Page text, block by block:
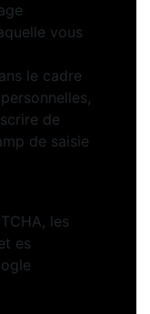
vous
le cadre
de
de saisie
les
es